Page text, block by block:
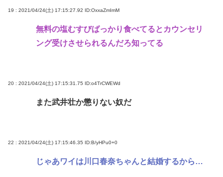
19 : 2021/04/24(土) 17:15:27.92 ID:OxxaZmImM
無料の塩むすびばっかり食べてるとカウンセリ
ング受けさせられるんだろ知ってる
20 : 2021/04/24(土) 17:15:31.75 ID:o4TrCWEWd
また武井壮か懲りない奴だ
22 : 2021/04/24(土) 17:15:46.35 ID:B/yHPu0+0
じゃあワイは川口春奈ちゃんと結婚するから…